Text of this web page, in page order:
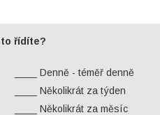
řídíte?
____ Denně - téměř denně
____ Několikrát za týden
____ Několikrát za měsíc